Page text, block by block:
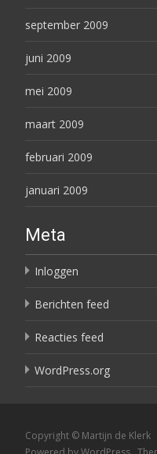
september 2009
juni 2009
mei 2009
maart 2009
februari 2009
januari 2009
Meta
Inloggen
Berichten feed
Reacties feed
WordPress.org
Copyright © Martijn de Klerk